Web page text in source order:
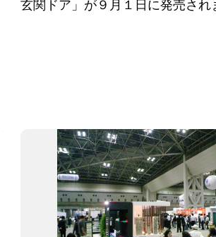
玄関ドア」が９月１日に発売され